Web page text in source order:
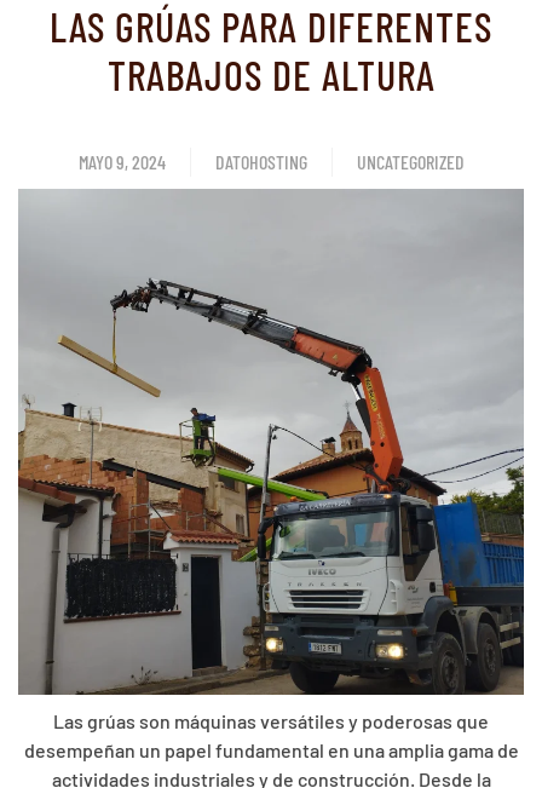
LAS GRÚAS PARA DIFERENTES
TRABAJOS DE ALTURA
MAYO 9, 2024 DATOHOSTING UNCATEGORIZED
Las grúas son máquinas versátiles y poderosas que
desempeñan un papel fundamental en una amplia gama de
actividades industriales y de construcción. Desde la